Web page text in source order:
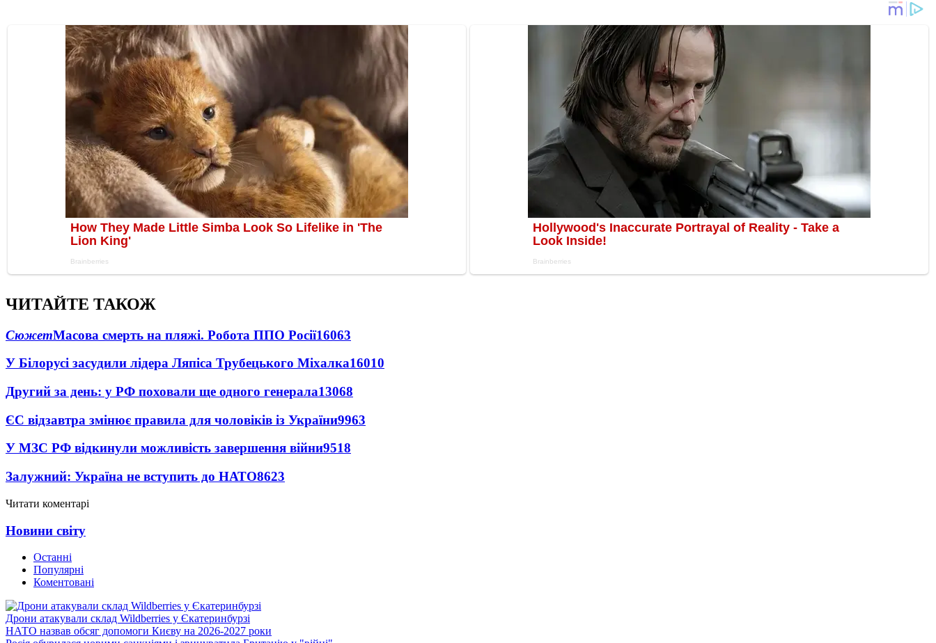
ЧИТАЙТЕ ТАКОЖ
СюжетМасова смерть на пляжі. Робота ППО Росії16063
У Білорусі засудили лідера Ляпіса Трубецького Міхалка16010
Другий за день: у РФ поховали ще одного генерала13068
ЄС відзавтра змінює правила для чоловіків із України9963
У МЗС РФ відкинули можливість завершення війни9518
Залужний: Україна не вступить до НАТО8623
Читати коментарі
Новини світу
Останні
Популярні
Коментовані
Дрони атакували склад Wildberries у Єкатеринбурзі
НАТО назвав обсяг допомоги Києву на 2026-2027 роки